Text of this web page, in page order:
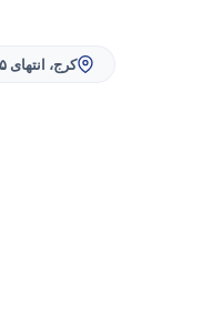
کرج، انتهای ۴۵ متری گلشهر، جنب پمپ بنزین، خیابان حاتمی، پلاک ۳۵